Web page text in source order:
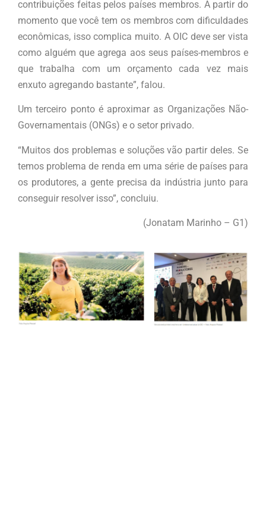
contribuições feitas pelos países membros. A partir do
momento que você tem os membros com dificuldades
econômicas, isso complica muito. A OIC deve ser vista
como alguém que agrega aos seus países-membros e
que trabalha com um orçamento cada vez mais
enxuto agregando bastante”, falou.
Um terceiro ponto é aproximar as Organizações Não-
Governamentais (ONGs) e o setor privado.
“Muitos dos problemas e soluções vão partir deles. Se
temos problema de renda em uma série de países para
os produtores, a gente precisa da indústria junto para
conseguir resolver isso”, concluiu.
(Jonatam Marinho – G1)